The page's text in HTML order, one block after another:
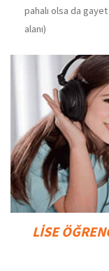
pahalı olsa da
alanı)
LİSE